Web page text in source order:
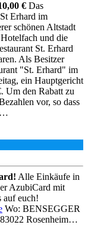
€ Das
Erhard im
schönen Altstadt
und die
St. Erhard
Als Besitzer
"St. Erhard" im
ein Hauptgericht
Um den Rabatt zu
vor, so dass
Alle Einkäufe in
AzubiCard mit
auf euch!
Wo: BENSEGGER
Rosenheim…